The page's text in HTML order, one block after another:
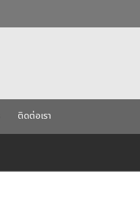
ติดต่อเรา